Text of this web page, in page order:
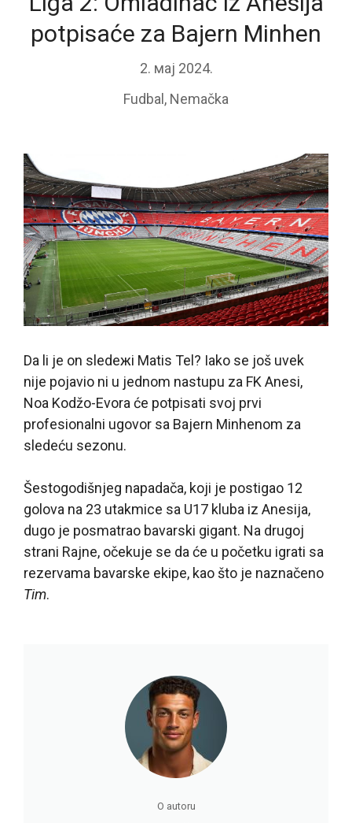
potpisaće za Bajern Minhen
2. мај 2024.
Fudbal , Nemačka
Da li je on sledeжi Matis Tel? Iako se još uvek
nije pojavio ni u jednom nastupu za FK Anesi,
Noa Kodžo-Evora će potpisati svoj prvi
profesionalni ugovor sa Bajern Minhenom za
sledeću sezonu.
Šestogodišnjeg napadača, koji je postigao 12
golova na 23 utakmice sa U17 kluba iz Anesija,
dugo je posmatrao bavarski gigant. Na drugoj
strani Rajne, očekuje se da će u početku igrati sa
rezervama bavarske ekipe, kao što je naznačeno
Tim.
O autoru